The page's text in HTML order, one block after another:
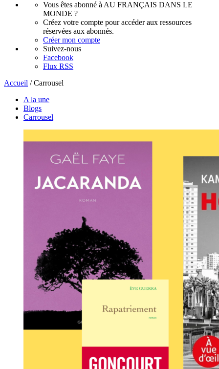
Vous êtes abonné à AU FRANÇAIS DANS LE
MONDE ?
Créez votre compte pour accéder aux ressources
réservées aux abonnés.
Créer mon compte
Suivez-nous
Facebook
Flux RSS
Accueil /Carrousel
A la une
Blogs
Carrousel